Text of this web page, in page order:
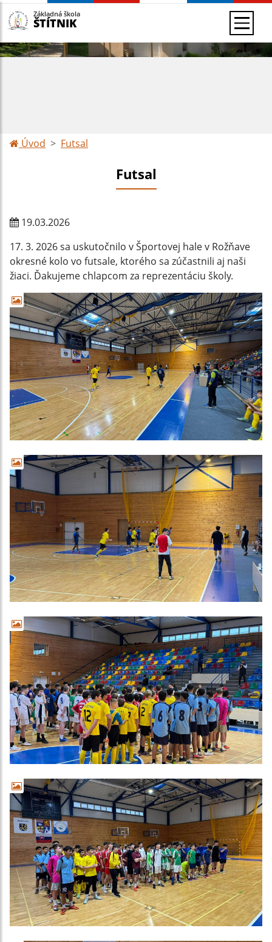
Základná škola
ŠTÍTNIK
Úvod Futsal
Futsal
19.03.2026
17. 3. 2026 sa uskutočnilo v Športovej hale v Rožňave
okresné kolo vo futsale, ktorého sa zúčastnili aj naši
žiaci. Ďakujeme chlapcom za reprezentáciu školy.